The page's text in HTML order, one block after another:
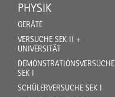
PHYSIK
GERÄTE
VERSUCHE SEK II +
UNIVERSITÄT
DEMONSTRATIONSVERSUCHE
SEK I
SCHÜLERVERSUCHE SEK I